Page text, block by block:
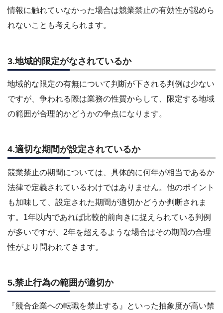
情報に触れていなかった場合は競業禁止の有効性が認めら
れないことも考えられます。
3.地域的限定がなされているか
地域的な限定の有無について判断が下される判例は少ない
ですが、争われる際は業務の性質からして、限定する地域
の範囲が合理的かどうかの争点になります。
4.適切な期間が設定されているか
競業禁止の期間については、具体的に何年が相当であるか
法律で定義されているわけではありません。他のポイント
も加味して、設定された期間が適切かどうか判断されま
す。1年以内であれば比較的前向きに捉えられている判例
が多いですが、2年を超えるような場合はその期間の合理
性がより問われてきます。
5.禁止行為の範囲が適切か
『競合企業への転職を禁止する』といった抽象度が高い禁